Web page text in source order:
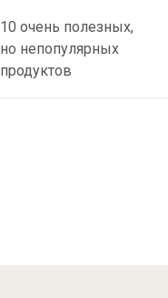
10 очень полезных,
но непопулярных
продуктов